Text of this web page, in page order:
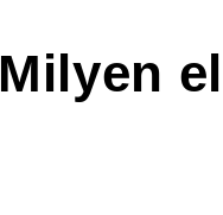
Milyen